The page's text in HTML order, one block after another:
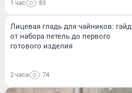
1 час 83
Лицевая гладь для чайников: гайд
от набора петель до первого
готового изделия
2 часа 74